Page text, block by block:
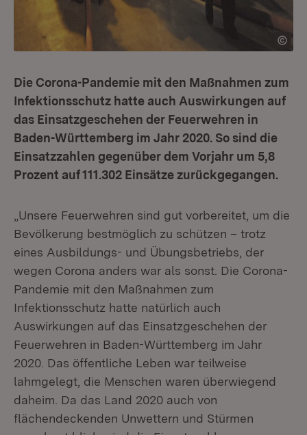
Die Corona-Pandemie mit den Maßnahmen zum
Infektionsschutz hatte auch Auswirkungen auf
das Einsatzgeschehen der Feuerwehren in
Baden-Württemberg im Jahr 2020. So sind die
Einsatzzahlen gegenüber dem Vorjahr um 5,8
Prozent auf 111.302 Einsätze zurückgegangen.
„Unsere Feuerwehren sind gut vorbereitet, um die
Bevölkerung bestmöglich zu schützen – trotz
eines Ausbildungs- und Übungsbetriebs, der
wegen Corona anders war als sonst. Die Corona-
Pandemie mit den Maßnahmen zum
Infektionsschutz hatte natürlich auch
Auswirkungen auf das Einsatzgeschehen der
Feuerwehren in Baden-Württemberg im Jahr
2020. Das öffentliche Leben war teilweise
lahmgelegt, die Menschen waren überwiegend
daheim. Da das Land 2020 auch von
flächendeckenden Unwettern und Stürmen